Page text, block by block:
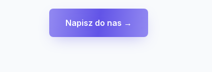
Napisz do nas →